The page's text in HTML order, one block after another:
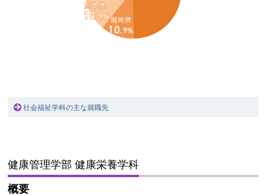
社会福祉学科の主な就職先
健康管理学部 健康栄養学科
概要